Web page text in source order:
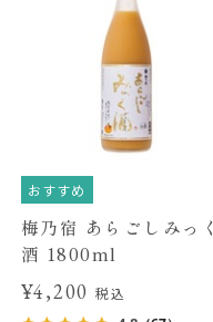
おすすめ
梅乃宿 あらごしみっく
酒 1800ml
¥4,200税込